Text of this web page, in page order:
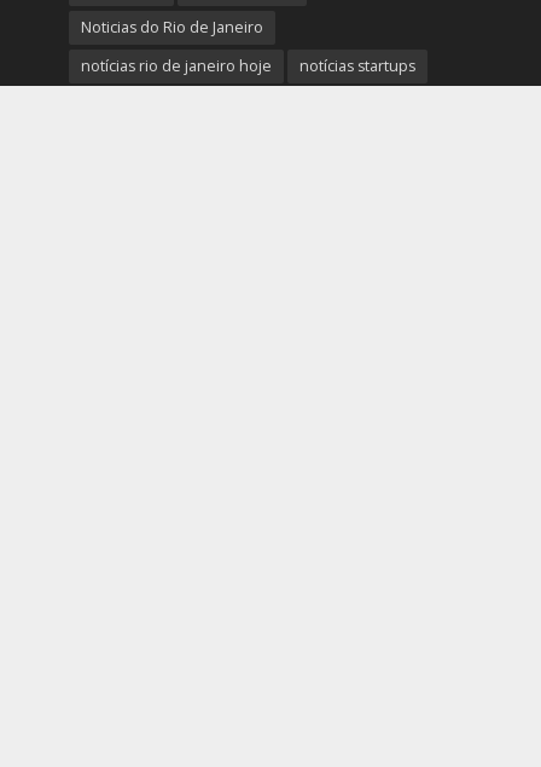
Noticias do Rio de Janeiro
notícias rio de janeiro hoje
notícias startups